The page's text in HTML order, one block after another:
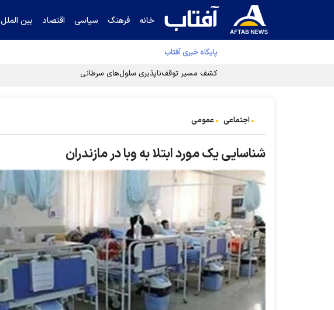
خانه فرهنگ سیاسی اقتصاد بین الملل
پایگاه خبری آفتاب
اجتماعی عمومی
شناسایی یک مورد ابتلا به وبا در مازندران